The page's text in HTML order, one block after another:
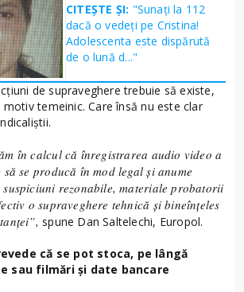
CITEȘTE ȘI: "Sunați la 112
dacă o vedeți pe Cristina!
Adolescenta este dispărută
de o lună d..."
de supraveghere trebuie să existe,
temeinic. Care însă nu este clar
în calcul că înregistrarea audio video a
se producă în mod legal şi anume
suspiciuni rezonabile, materiale probatorii
o supraveghere tehnică şi bineînţeles
spune Dan Saltelechi, Europol.
că se pot stoca, pe lângă
sau filmări şi date bancare